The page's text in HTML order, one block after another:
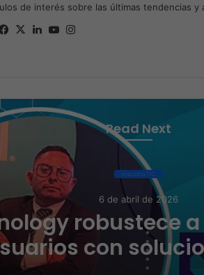
de interés sobre las últimas tendencias y
Facebook
X LinkedInYouTube
Read Next
Industria TIC
6 de abril de 2026
robustece
con